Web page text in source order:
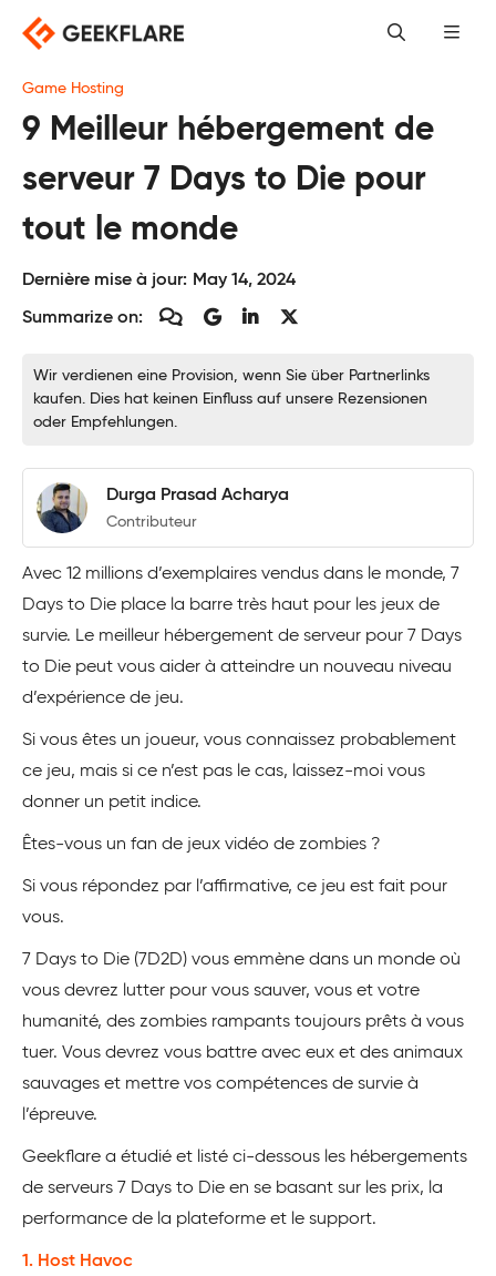
Skip
content
Game Hosting
9 Meilleur hébergement de
serveur 7 Days to Die pour
tout le monde
Dernière mise à jour: May 14, 2024
Summarize on:
Wir verdienen eine Provision, wenn Sie über Partnerlinks
kaufen. Dies hat keinen Einfluss auf unsere Rezensionen
oder Empfehlungen.
Durga Prasad Acharya
Contributeur
Avec 12 millions d’exemplaires vendus dans le monde, 7
Days to Die place la barre très haut pour les jeux de
survie. Le meilleur hébergement de serveur pour 7 Days
to Die peut vous aider à atteindre un nouveau niveau
d’expérience de jeu.
Si vous êtes un joueur, vous connaissez probablement
ce jeu, mais si ce n’est pas le cas, laissez-moi vous
donner un petit indice.
Êtes-vous un fan de jeux vidéo de zombies ?
Si vous répondez par l’affirmative, ce jeu est fait pour
vous.
7 Days to Die (7D2D) vous emmène dans un monde où
vous devrez lutter pour vous sauver, vous et votre
humanité, des zombies rampants toujours prêts à vous
tuer. Vous devrez vous battre avec eux et des animaux
sauvages et mettre vos compétences de survie à
l’épreuve.
Geekflare a étudié et listé ci-dessous les hébergements
de serveurs 7 Days to Die en se basant sur les prix, la
performance de la plateforme et le support.
1. Host Havoc